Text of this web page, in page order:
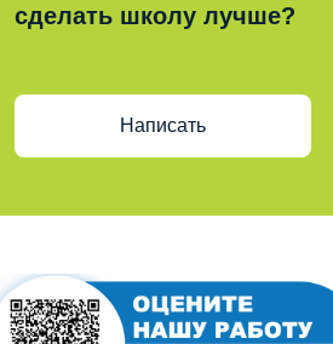
сделать школу лучше?
Написать